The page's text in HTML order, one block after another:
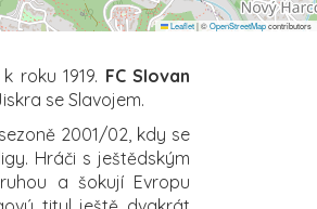
Leaflet|©OpenStreetMapcontributors
roku 1919. FC Slovan
se Slavojem.
2001/02, kdy se
Hráči s ještědským
a šokují Evropu